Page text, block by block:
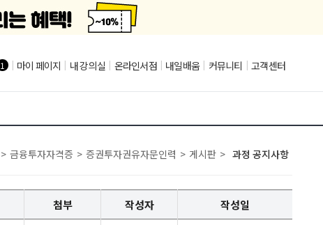
1 | 마이 페이지 | 내 강의실 | 온라인서점 | 내일배움 | 커뮤니티 | 고객센터
> 금융투자자격증 > 증권투자권유자문인력 > 게시판 > 과정 공지사항
첨부 작성자
작성일